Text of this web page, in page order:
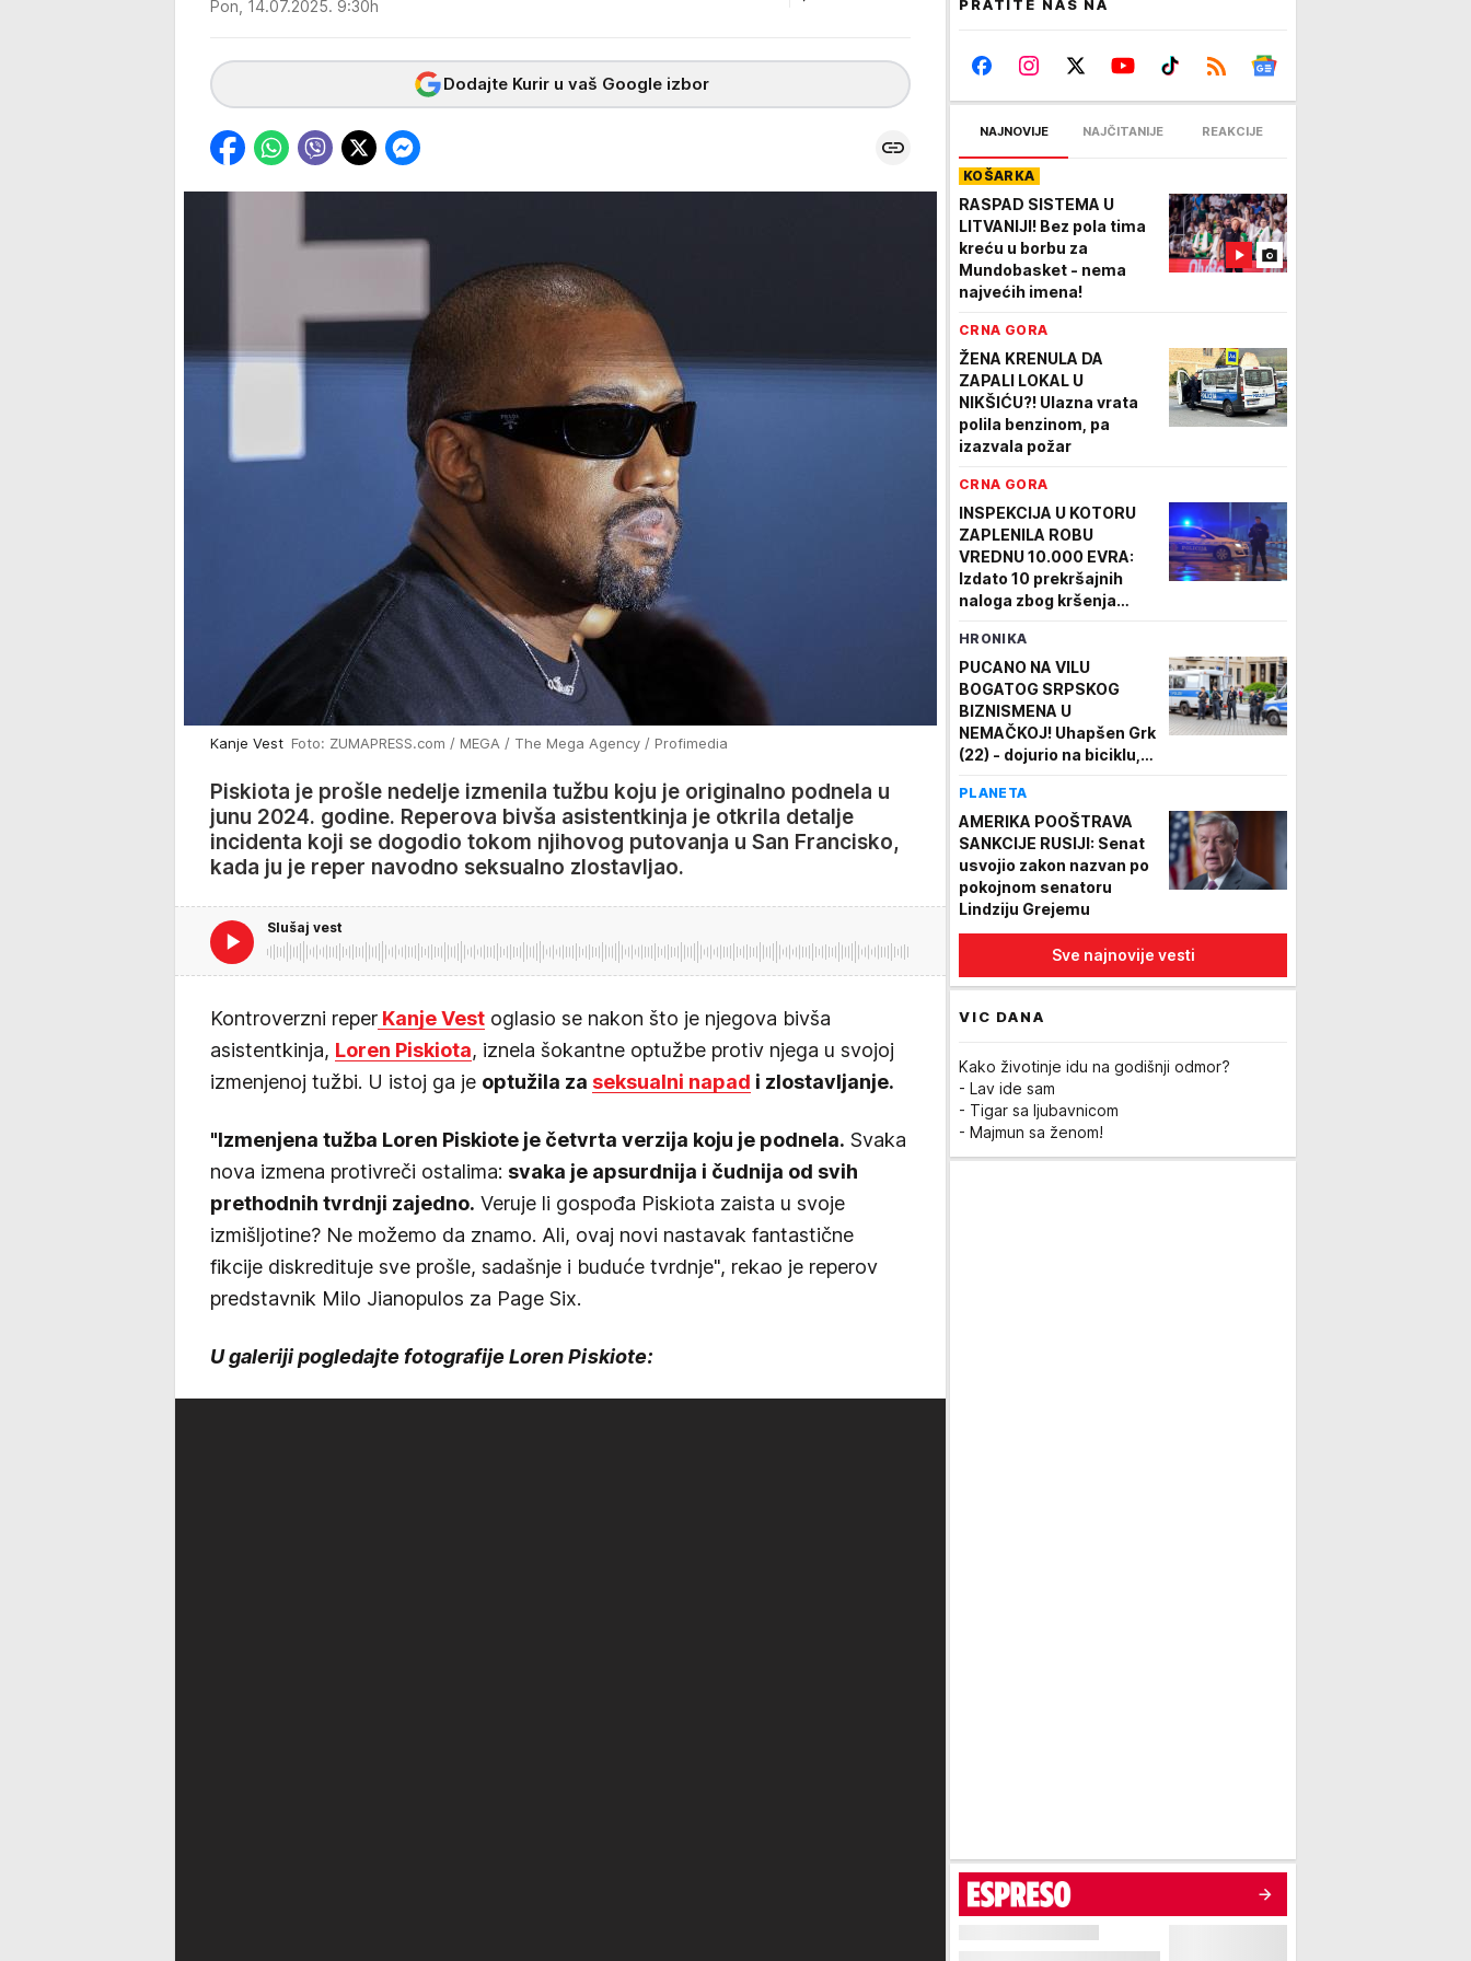
Pon, 14.07.2025. 9:30h
Dodajte Kurir u vaš Google izbor
Kanje Vest Foto: ZUMAPRESS.com / MEGA / The Mega Agency / Profimedia
Piskiota je prošle nedelje izmenila tužbu koju je originalno podnela u
junu 2024. godine. Reperova bivša asistentkinja je otkrila detalje
incidenta koji se dogodio tokom njihovog putovanja u San Francisko,
kada ju je reper navodno seksualno zlostavljao.
Slušaj vest
Kontroverzni reper Kanje Vest oglasio se nakon što je njegova bivša
asistentkinja, Loren Piskiota, iznela šokantne optužbe protiv njega u svojoj
izmenjenoj tužbi. U istoj ga je optužila za seksualni napad i zlostavljanje.
"Izmenjena tužba Loren Piskiote je četvrta verzija koju je podnela. Svaka
nova izmena protivreči ostalima: svaka je apsurdnija i čudnija od svih
prethodnih tvrdnji zajedno. Veruje li gospođa Piskiota zaista u svoje
izmišljotine? Ne možemo da znamo. Ali, ovaj novi nastavak fantastične
fikcije diskredituje sve prošle, sadašnje i buduće tvrdnje", rekao je reperov
predstavnik Milo Jianopulos za Page Six.
U galeriji pogledajte fotografije Loren Piskiote:
PRATITE NAS NA
NAJNOVIJE NAJČITANIJE REAKCIJE
KOŠARKA
RASPAD SISTEMA U
LITVANIJI! Bez pola tima
kreću u borbu za
Mundobasket - nema
najvećih imena!
CRNA GORA
ŽENA KRENULA DA
ZAPALI LOKAL U
NIKŠIĆU?! Ulazna vrata
polila benzinom, pa
izazvala požar
CRNA GORA
INSPEKCIJA U KOTORU
ZAPLENILA ROBU
VREDNU 10.000 EVRA:
Izdato 10 prekršajnih
naloga zbog kršenja
HRONIKA
PUCANO NA VILU
BOGATOG SRPSKOG
BIZNISMENA U
NEMAČKOJ! Uhapšen Grk
(22) - dojurio na biciklu,
uhapšen
PLANETA
AMERIKA POOŠTRAVA
SANKCIJE RUSIJI: Senat
usvojio zakon nazvan po
pokojnom senatoru
Lindziju Grejemu
Sve najnovije vesti
VIC DANA
Kako životinje idu na godišnji odmor?
- Lav ide sam
- Tigar sa ljubavnicom
- Majmun sa ženom!